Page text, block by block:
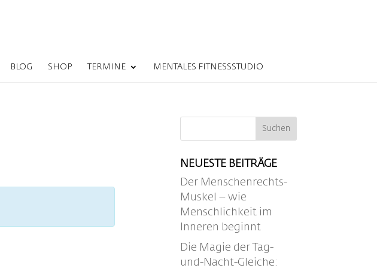
BLOG SHOP TERMINE MENTALES FITNESSSTUDIO
NEUESTE BEITRÄGE
Der Menschenrechts-
Muskel – wie
Menschlichkeit im
Inneren beginnt
Die Magie der Tag-
und-Nacht-Gleiche: